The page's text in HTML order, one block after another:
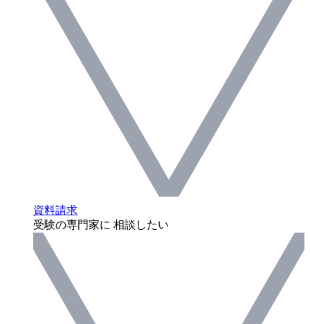
資料請求
受験の専門家に 相談したい